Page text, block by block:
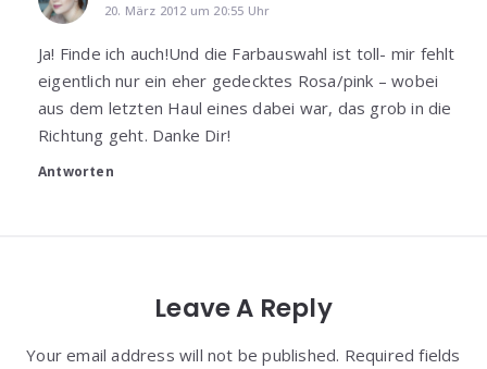
20. März 2012 um 20:55 Uhr
Ja! Finde ich auch!Und die Farbauswahl ist toll- mir fehlt
eigentlich nur ein eher gedecktes Rosa/pink – wobei
aus dem letzten Haul eines dabei war, das grob in die
Richtung geht. Danke Dir!
Antworten
Leave A Reply
Your email address will not be published. Required fields